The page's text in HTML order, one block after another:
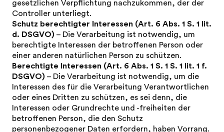
gesetzlichen Verpflichtung nachzukommen, der der
Controller unterliegt.
Schutz berechtigter Interessen (Art. 6 Abs. 1 S. 1 lit.
d. DSGVO) – Die Verarbeitung ist notwendig, um
berechtigte Interessen der betroffenen Person oder
einer anderen natürlichen Person zu schützen.
Berechtigte Interessen (Art. 6 Abs. 1 S. 1 S. 1 lit. 1 f.
DSGVO) – Die Verarbeitung ist notwendig, um die
Interessen des für die Verarbeitung Verantwortlichen
oder eines Dritten zu schützen, es sei denn, die
Interessen oder Grundrechte und -freiheiten der
betroffenen Person, die den Schutz
personenbezogener Daten erfordern, haben Vorrang.